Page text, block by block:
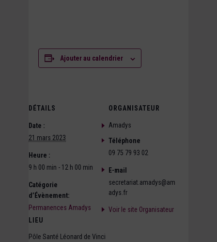
Ajouter au calendrier
DÉTAILS
Date :
21 mars 2023
Heure :
9 h 00 min - 12 h 00 min
Catégorie
d’Évènement:
Permanences Amadys
LIEU
Pôle Santé Léonard de Vinci
ORGANISATEUR
Amadys
Téléphone
09 75 79 93 02
E-mail
secretariat.amadys@am
adys.fr
Voir le site Organisateur